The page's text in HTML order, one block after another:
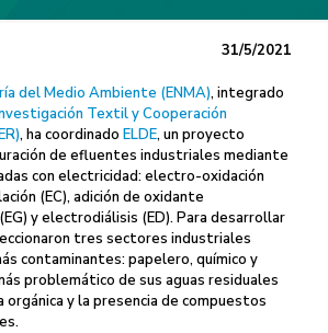
31/5/2021
del Medio Ambiente (ENMA), integrado
Textil y Cooperación
, ha coordinado ELDE, un proyecto
de efluentes industriales mediante
con electricidad: electro-oxidación
(EC), adición de oxidante
y electrodiálisis (ED). Para desarrollar
tres sectores industriales
contaminantes: papelero, químico y
problemático de sus aguas residuales
orgánica y la presencia de compuestos